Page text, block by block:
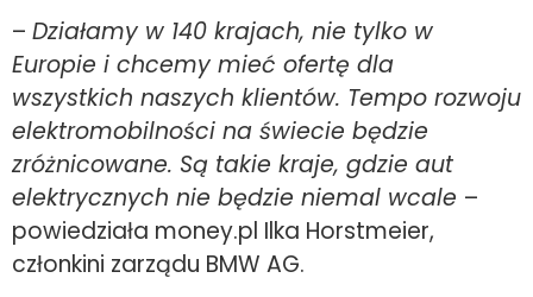
– Działamy w 140 krajach, nie tylko w
Europie i chcemy mieć ofertę dla
wszystkich naszych klientów. Tempo rozwoju
elektromobilności na świecie będzie
zróżnicowane. Są takie kraje, gdzie aut
elektrycznych nie będzie niemal wcale –
powiedziała money.pl Ilka Horstmeier,
członkini zarządu BMW AG.